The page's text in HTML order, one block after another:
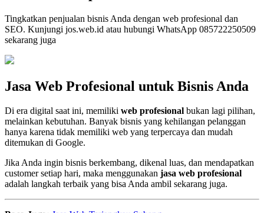
Tingkatkan penjualan bisnis Anda dengan web profesional dan
SEO. Kunjungi jos.web.id atau hubungi WhatsApp 085722250509
sekarang juga
Jasa Web Profesional untuk Bisnis Anda
Di era digital saat ini, memiliki web profesional bukan lagi pilihan,
melainkan kebutuhan. Banyak bisnis yang kehilangan pelanggan
hanya karena tidak memiliki web yang terpercaya dan mudah
ditemukan di Google.
Jika Anda ingin bisnis berkembang, dikenal luas, dan mendapatkan
customer setiap hari, maka menggunakan jasa web profesional
adalah langkah terbaik yang bisa Anda ambil sekarang juga.